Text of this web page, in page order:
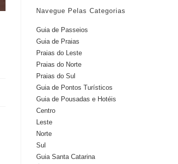
Navegue Pelas Categorias
Guia de Passeios
Guia de Praias
Praias do Leste
Praias do Norte
Praias do Sul
Guia de Pontos Turísticos
Guia de Pousadas e Hotéis
Centro
Leste
Norte
Sul
Guia Santa Catarina